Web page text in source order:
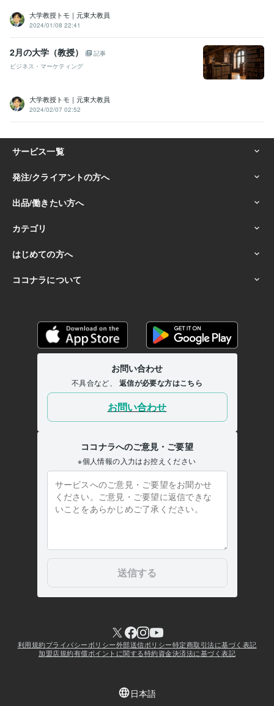
大学教授トモ｜元東大教員
2024/01/08 22:41
2月の大学（教授）
記事
ビジネス・マーケティング
大学教授トモ｜元東大教員
2024/02/07 02:52